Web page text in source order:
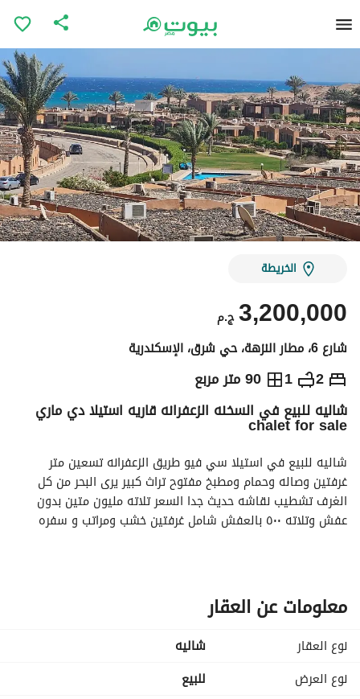
الخريطة
ج.م3,200,000
شارع 6، مطار النزهة، حي شرق، الإسكندرية
2
1 90 متر مربع ج.م 3,200,000
التفاصيل الاتجاهات والمؤشرات رهن عقاري
شاليه للبيع في السخنه الزعفرانه قاريه استيلا دي ماري
chalet for sale
عرض معلومات الاتصال # عرض معلومات الاتصال
عرض معلومات الاتصال #( عرض معلومات الاتصالمعلومات عن العقار
نوع العقار
شاليه
نوع العرض
للبيع